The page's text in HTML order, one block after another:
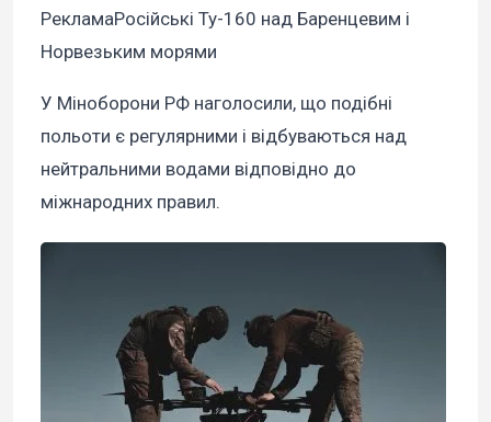
РекламаРосійські Ту-160 над Баренцевим і
Норвезьким морями
У Міноборони РФ наголосили, що подібні
польоти є регулярними і відбуваються над
нейтральними водами відповідно до
міжнародних правил.